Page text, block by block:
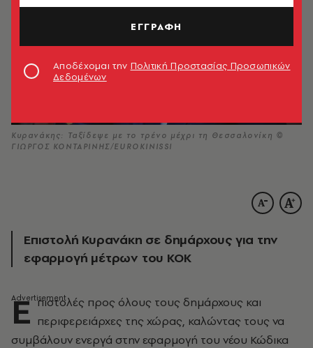
Κυρανάκης: Ταξίδεψε με το τρένο μέχρι τη Θεσσαλονίκη ©
ΓΙΩΡΓΟΣ ΚΟΝΤΑΡΙΝΗΣ/EUROKINISSI
Επιστολή Κυρανάκη σε δημάρχους για την
εφαρμογή μέτρων του ΚΟΚ
Ε πιστολές προς όλους τους δημάρχους και
περιφερειάρχες της χώρας, καλώντας τους να
συμβάλουν ενεργά στην εφαρμογή του νέου Κώδικα
ΕΓΓΡΑΦΗ
Αποδέχομαι την Πολιτική Προστασίας Προσωπικών
Δεδομένων